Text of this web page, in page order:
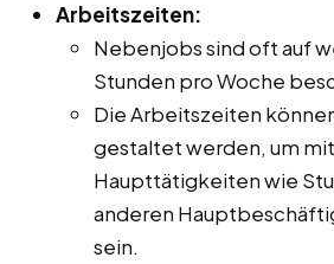
Arbeitszeiten:
Nebenjobs sind oft auf
Stunden pro Woche
Die Arbeitszeiten
gestaltet werden, um
Haupttätigkeiten wie
anderen
sein.